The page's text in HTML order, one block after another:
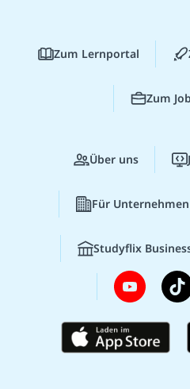
Zum Lernportal
Zum
Über uns
Für Unternehmen
Studyflix